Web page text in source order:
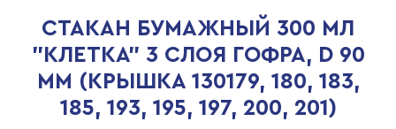
СТАКАН БУМАЖНЫЙ 300 МЛ
"КЛЕТКА" 3 СЛОЯ ГОФРА, D 90
ММ (КРЫШКА 130179, 180, 183,
185, 193, 195, 197, 200, 201)